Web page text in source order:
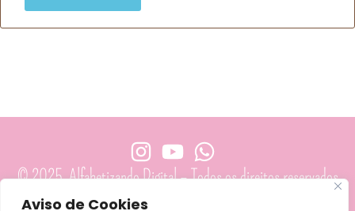
Aviso de Cookies
© 2025 Alfabetizando Digital – Todos os direitos reservados